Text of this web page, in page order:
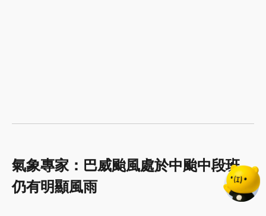
氣象專家：巴威颱風處於中颱中段班，
仍有明顯風雨